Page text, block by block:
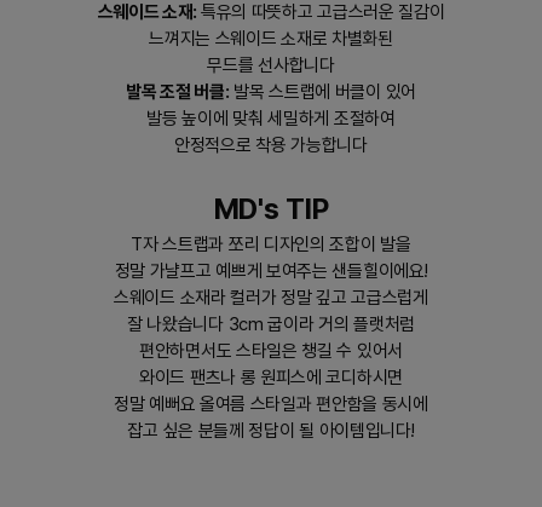
스웨이드 소재: 특유의 따뜻하고 고급스러운 질감이
느껴지는 스웨이드 소재로 차별화된
무드를 선사합니다
발목 조절 버클: 발목 스트랩에 버클이 있어
발등 높이에 맞춰 세밀하게 조절하여
안정적으로 착용 가능합니다
MD's TIP
T자 스트랩과 쪼리 디자인의 조합이 발을
정말 가냘프고 예쁘게 보여주는 샌들힐이에요!
스웨이드 소재라 컬러가 정말 깊고 고급스럽게
잘 나왔습니다 3cm 굽이라 거의 플랫처럼
편안하면서도 스타일은 챙길 수 있어서
와이드 팬츠나 롱 원피스에 코디하시면
정말 예뻐요 올여름 스타일과 편안함을 동시에
잡고 싶은 분들께 정답이 될 아이템입니다!